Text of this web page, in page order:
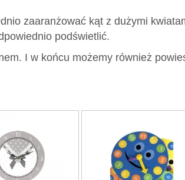
zaaranżować kąt z dużymi
podświetlić.
I w końcu możemy również